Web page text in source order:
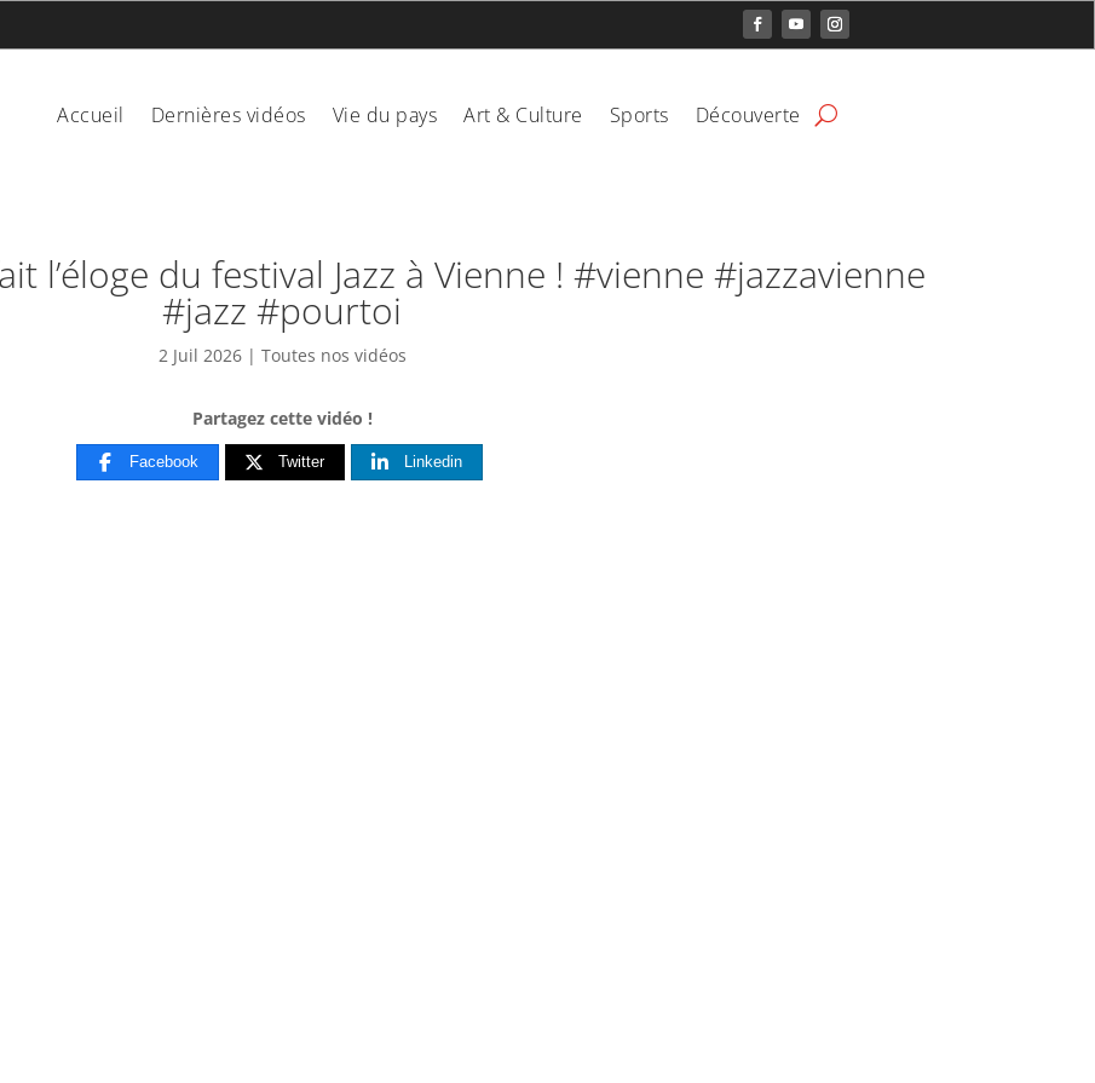
Accueil Dernières vidéos Vie du pays Art & Culture Sports Découverte
l’éloge du festival Jazz à Vienne ! #vienne #jazzavienne
#jazz #pourtoi
2 Juil 2026| Toutes nos vidéos
Partagez cette vidéo !
Facebook Twitter Linkedin